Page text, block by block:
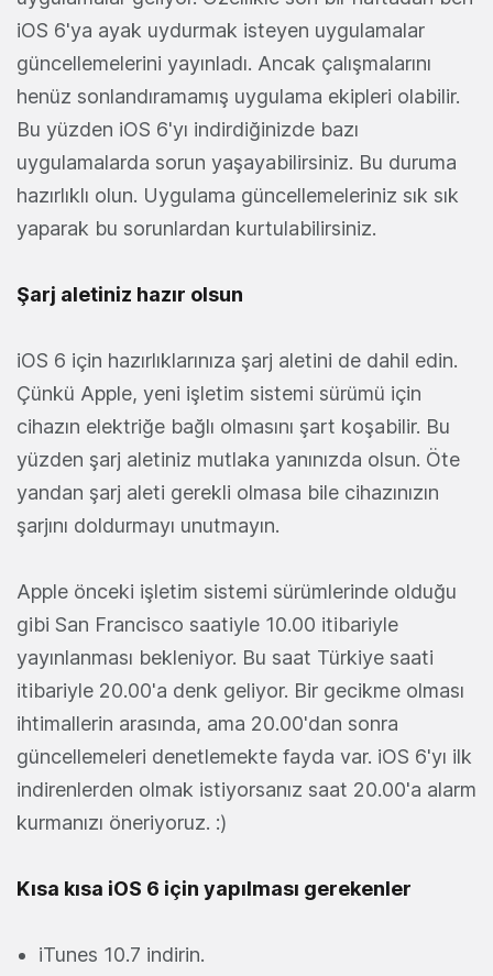
iOS 6'ya ayak uydurmak isteyen uygulamalar
güncellemelerini yayınladı. Ancak çalışmalarını
henüz sonlandıramamış uygulama ekipleri olabilir.
Bu yüzden iOS 6'yı indirdiğinizde bazı
uygulamalarda sorun yaşayabilirsiniz. Bu duruma
hazırlıklı olun. Uygulama güncellemeleriniz sık sık
yaparak bu sorunlardan kurtulabilirsiniz.
Şarj aletiniz hazır olsun
iOS 6 için hazırlıklarınıza şarj aletini de dahil edin.
Çünkü Apple, yeni işletim sistemi sürümü için
cihazın elektriğe bağlı olmasını şart koşabilir. Bu
yüzden şarj aletiniz mutlaka yanınızda olsun. Öte
yandan şarj aleti gerekli olmasa bile cihazınızın
şarjını doldurmayı unutmayın.
Apple önceki işletim sistemi sürümlerinde olduğu
gibi San Francisco saatiyle 10.00 itibariyle
yayınlanması bekleniyor. Bu saat Türkiye saati
itibariyle 20.00'a denk geliyor. Bir gecikme olması
ihtimallerin arasında, ama 20.00'dan sonra
güncellemeleri denetlemekte fayda var. iOS 6'yı ilk
indirenlerden olmak istiyorsanız saat 20.00'a alarm
kurmanızı öneriyoruz. :)
Kısa kısa iOS 6 için yapılması gerekenler
iTunes 10.7 indirin.